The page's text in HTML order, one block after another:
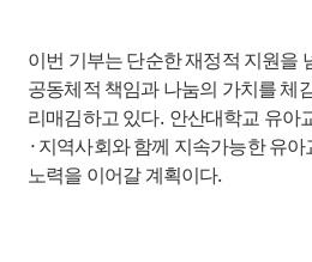
이번 기부는 단순한 재정적 지원을
공동체적 책임과 나눔의 가치를 체
리매김하고 있다. 안산대학교 유아
· 지역사회와 함께 지속가능한 유아
노력을 이어갈 계획이다.